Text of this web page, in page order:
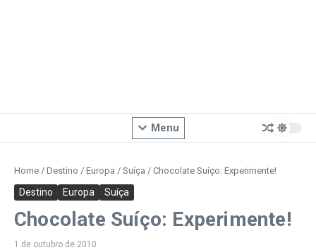
Menu
Home / Destino / Europa / Suíça / Chocolate Suíço: Experimente!
Destino Europa Suíça
Chocolate Suíço: Experimente!
1 de outubro de 2010